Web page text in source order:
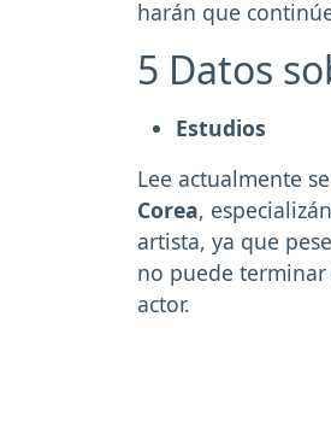
harán que
5 Datos
Estudios
Lee actualmente
Corea,
artista, ya que
no puede
actor.